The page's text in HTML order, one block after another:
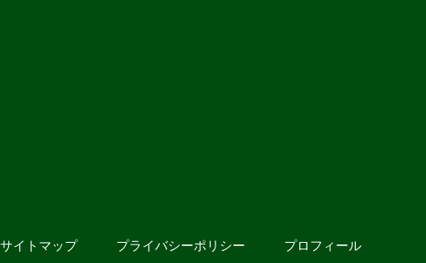
サイトマップ プライバシーポリシー プロフィール